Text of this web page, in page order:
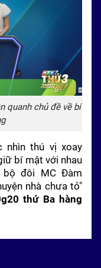
quanh chủ đề về bí
nhìn thú vị xoay
bí mật với nhau
bộ đôi MC Đàm
nhà chưa tỏ"
thứ Ba hàng